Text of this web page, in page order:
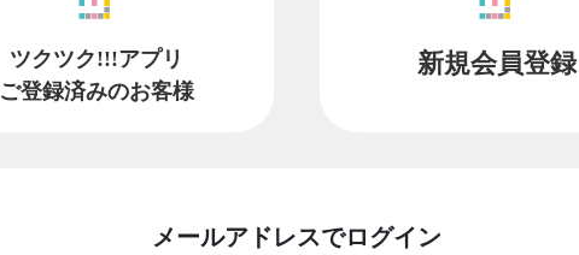
ツクツク!!!アプリ
ご登録済みのお客様
新規会員登録
メールアドレスでログイン